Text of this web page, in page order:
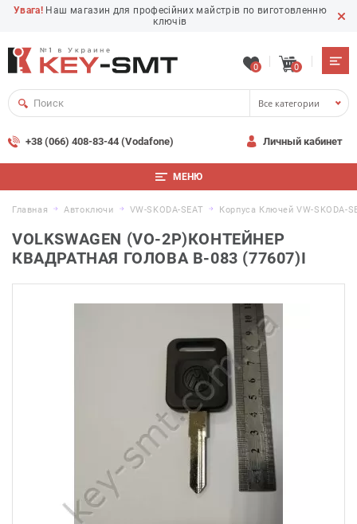
Увага! Наш магазин для професійних майстрів по виготовленню
ключів
0 0
Все категории
+38 (066) 408-83-44 (Vodafone) Личный кабинет
МЕНЮ
Главная Автоключи VW-SKODA-SEAT Корпуса Ключей VW-SKODA-
VOLKSWAGEN (VO-2P)КОНТЕЙНЕР
КВАДРАТНАЯ ГОЛОВА В-083 (77607)I